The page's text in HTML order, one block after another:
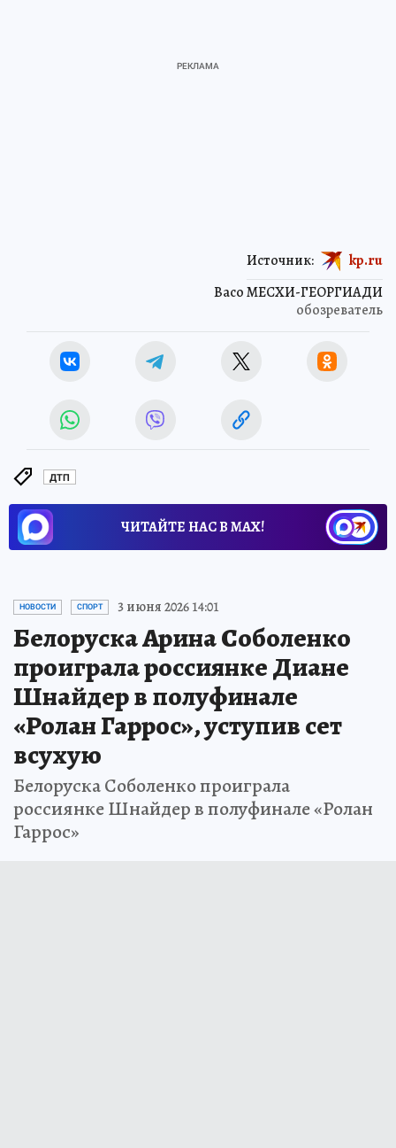
Васо МЕСХИ-ГЕОРГИАДИ
обозреватель
Источник: kp.ru
ДТП
ЧИТАЙТЕ НАС В МАХ!
НОВОСТИ СПОРТ 3 июня 2026 14:01
Белоруска Арина Соболенко
проиграла россиянке Диане
Шнайдер в полуфинале
«Ролан Гаррос», уступив сет
всухую
Белоруска Соболенко проиграла
россиянке Шнайдер в полуфинале «Ролан
Гаррос»